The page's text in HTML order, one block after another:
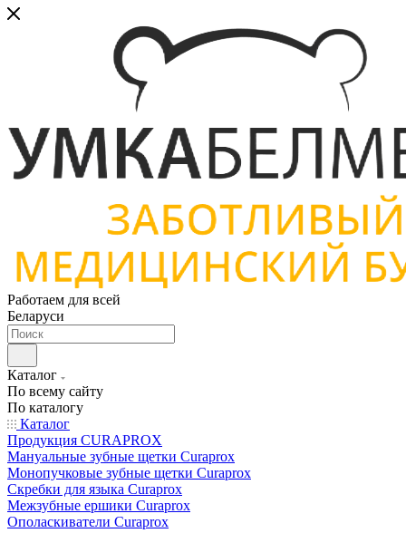
Работаем для всей
Беларуси
Каталог
По всему сайту
По каталогу
Каталог
Продукция CURAPROX
Мануальные зубные щетки Curaprox
Монопучковые зубные щетки Curaprox
Скребки для языка Curaprox
Межзубные ершики Curaprox
Ополаскиватели Curaprox